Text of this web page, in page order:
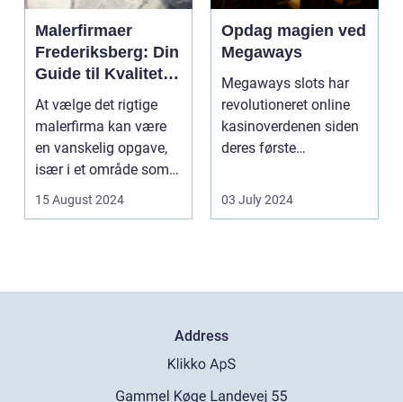
Malerfirmaer
Frederiksberg: Din
Guide til Kvalitet
og Service
At vælge det rigtige
malerfirma kan være
en vanskelig opgave,
især i et område som
Frederiksberg, hv...
15 August 2024
Opdag magien ved
Megaways
Megaways slots har
revolutioneret online
kasinoverdenen siden
deres første
spillea...
03 July 2024
Address